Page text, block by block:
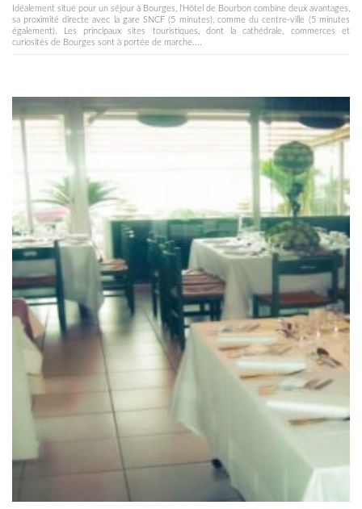
Idéalement situé pour un séjour à Bourges, l'Hôtel de Bourbon combine deux avantages,
sa proximité directe avec la gare SNCF (5 minutes), comme du centre-ville (5 minutes
également). Les principaux sites touristiques, dont la cathédrale, commerces et
curiosités de Bourges sont à portée de marche....